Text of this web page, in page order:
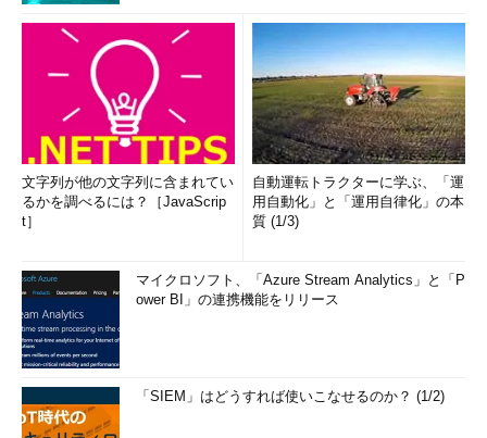
文字列が他の文字列に含まれてい
るかを調べるには？［JavaScrip
t］
自動運転トラクターに学ぶ、「運
用自動化」と「運用自律化」の本
質 (1/3)
マイクロソフト、「Azure Stream Analytics」と「P
ower BI」の連携機能をリリース
「SIEM」はどうすれば使いこなせるのか？ (1/2)